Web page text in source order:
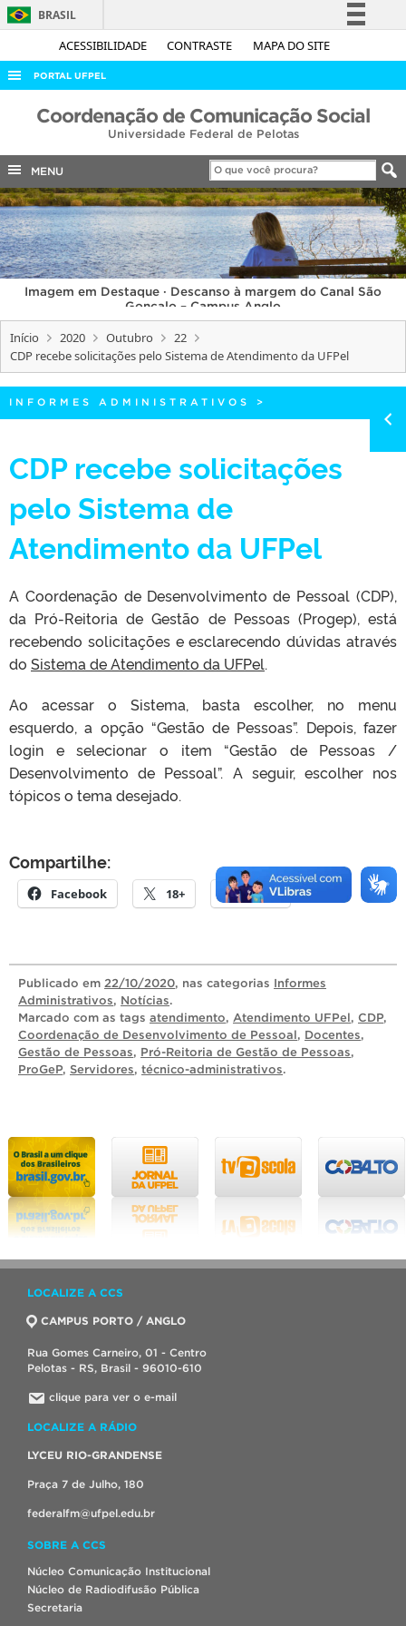
ACESSIBILIDADE CONTRASTE MAPA DO SITE
BRASIL
Simplifique!
Acesso à informação
Legislação
Canais
PORTAL UFPEL
ACESSO À INFORMAÇÃO
COBALTO
CONCURSOS
EDITAIS
INTERNACIONAL
OUVIDORIA
PORTARIAS
TELEFONES
Coordenação de Comunicação Social
Universidade Federal de Pelotas
MENU
Imagem em Destaque · Descanso à margem do Canal São
Gonçalo – Campus Anglo
Início 2020 Outubro
22
CDP recebe solicitações pelo Sistema de Atendimento da UFPel
INFORMES ADMINISTRATIVOS >
CDP recebe solicitações
pelo Sistema de
Atendimento da UFPel
A Coordenação de Desenvolvimento de Pessoal (CDP),
da Pró-Reitoria de Gestão de Pessoas (Progep), está
recebendo solicitações e esclarecendo dúvidas através
do Sistema de Atendimento da UFPel.
Ao acessar o Sistema, basta escolher, no menu
esquerdo, a opção “Gestão de Pessoas”. Depois, fazer
login e selecionar o item “Gestão de Pessoas /
Desenvolvimento de Pessoal”. A seguir, escolher nos
tópicos o tema desejado.
Compartilhe:
Facebook 18+ E-mail
Publicado em 22/10/2020, nas categorias Informes
Administrativos, Notícias.
Marcado com as tags atendimento, Atendimento UFPel, CDP,
Coordenação de Desenvolvimento de Pessoal, Docentes,
Gestão de Pessoas, Pró-Reitoria de Gestão de Pessoas,
ProGeP, Servidores, técnico-administrativos.
LOCALIZE A CCS
CAMPUS PORTO / ANGLO
Rua Gomes Carneiro, 01 - Centro
Pelotas - RS, Brasil - 96010-610
clique para ver o e-mail
LOCALIZE A RÁDIO
LYCEU RIO-GRANDENSE
Praça 7 de Julho, 180
federalfm@ufpel.edu.br
SOBRE A CCS
Núcleo Comunicação Institucional
Núcleo de Radiodifusão Pública
Secretaria